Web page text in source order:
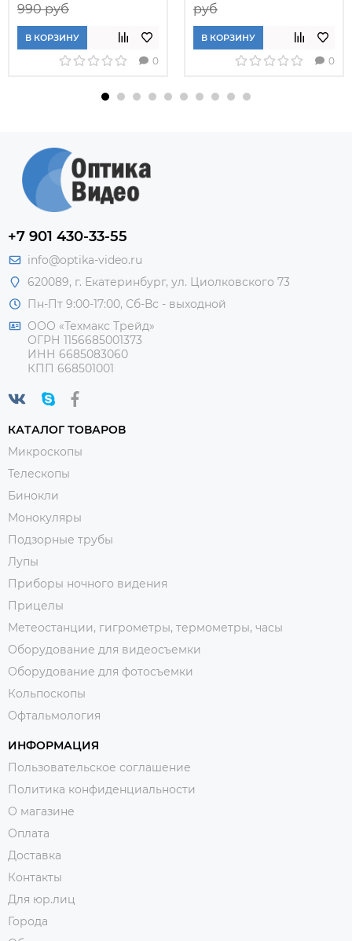
990 руб
В КОРЗИНУ
0
руб
В КОРЗИНУ
0
+7 901 430-33-55
info@optika-video.ru
620089, г. Екатеринбург, ул. Циолковского 73
Пн-Пт 9:00-17:00, Сб-Вс - выходной
ООО «Техмакс Трейд»
ОГРН 1156685001373
ИНН 6685083060
КПП 668501001
КАТАЛОГ ТОВАРОВ
Микроскопы
Телескопы
Бинокли
Монокуляры
Подзорные трубы
Лупы
Приборы ночного видения
Прицелы
Метеостанции, гигрометры, термометры, часы
Оборудование для видеосъемки
Оборудование для фотосъемки
Кольпоскопы
Офтальмология
ИНФОРМАЦИЯ
Пользовательское соглашение
Политика конфиденциальности
О магазине
Оплата
Доставка
Контакты
Для юр.лиц
Города